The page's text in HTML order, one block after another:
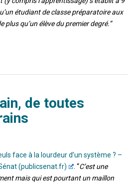
étudiant de classe préparatoire aux
plus qu’un élève du premier degré.”
de toutes
face à la lourdeur d’un système ? –
(publicsenat.fr)
. “C’est une
mais qui est pourtant un maillon